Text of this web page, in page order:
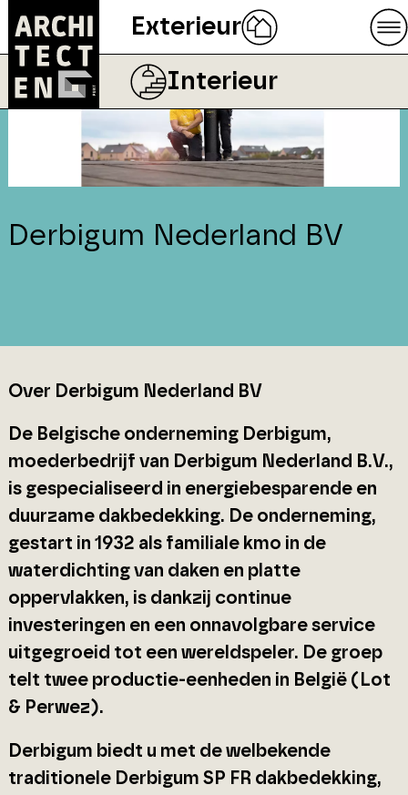
Exterieur
Interieur
Derbigum Nederland BV
Over Derbigum Nederland BV
De Belgische onderneming Derbigum,
moederbedrijf van Derbigum Nederland B.V.,
is gespecialiseerd in energiebesparende en
duurzame dakbedekking. De onderneming,
gestart in 1932 als familiale kmo in de
waterdichting van daken en platte
oppervlakken, is dankzij continue
investeringen en een onnavolgbare service
uitgegroeid tot een wereldspeler. De groep
telt twee productie-eenheden in België (Lot
& Perwez).
Derbigum biedt u met de welbekende
traditionele Derbigum SP FR dakbedekking,